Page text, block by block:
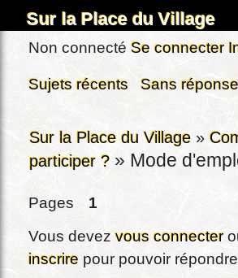
Sur la Place du Village
Accueil
À propos
Images&Docs
Chercher
Inscription
Non connecté Se connecter
Sujets récents Sans réponse
Sur la Place du Village »
participer ? » Mode
Pages
1
Vous devezvous connecter
inscrire pour pouvoir répondre